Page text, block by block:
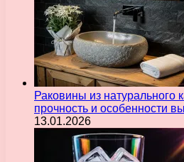
Раковины из натурального
прочность и особенности
13.01.2026